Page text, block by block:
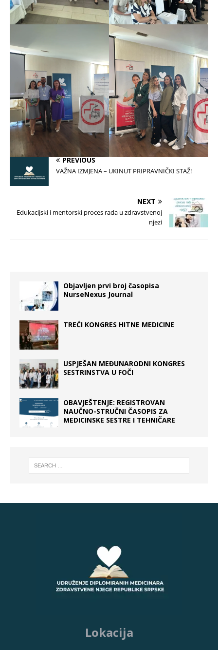
PREVIOUS
VAŽNA IZMJENA – UKINUT PRIPRAVNIČKI STAŽ!
NEXT
Edukacijski i mentorski proces rada u zdravstvenoj
njezi
Objavljen prvi broj časopisa
NurseNexus Journal
TREĆI KONGRES HITNE MEDICINE
USPJEŠAN MEĐUNARODNI KONGRES
SESTRINSTVA U FOČI
OBAVJEŠTENJE: REGISTROVAN
NAUČNO-STRUČNI ČASOPIS ZA
MEDICINSKE SESTRE I TEHNIČARE
Lokacija